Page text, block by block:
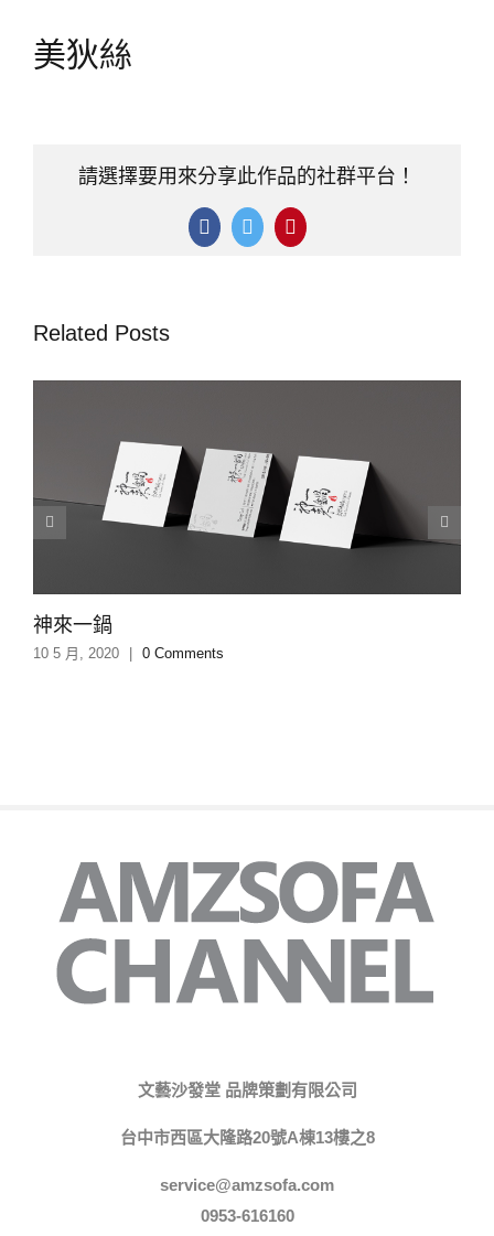
美狄絲
請選擇要用來分享此作品的社群平台！
Facebook
TwitterPinterest
Related Posts
神來一鍋
10 5 月, 2020 0 Comments
文藝沙發堂 品牌策劃有限公司
台中市西區大隆路20號A棟13樓之8
service@amzsofa.com
0953-616160